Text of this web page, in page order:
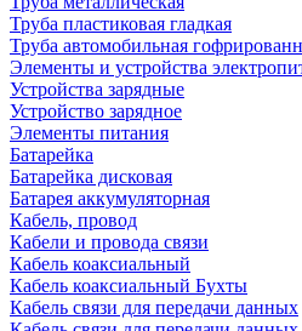
Труба пластиковая гладкая
Труба автомобильная
Элементы и устройства
Устройства зарядные
Устройство зарядное
Элементы питания
Батарейка
Батарейка дисковая
Батарея аккумуляторная
Кабель, провод
Кабели и провода связи
Кабель коаксиальный
Кабель коаксиальный Бухты
Кабель связи для передачи данных